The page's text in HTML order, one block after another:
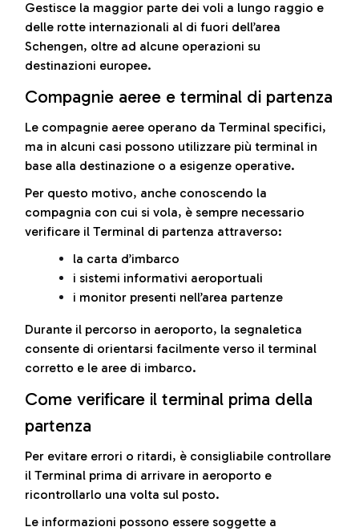
Gestisce la maggior parte dei voli a lungo raggio e
delle rotte internazionali al di fuori dell’area
Schengen, oltre ad alcune operazioni su
destinazioni europee.
Compagnie aeree e terminal di partenza
Le compagnie aeree operano da Terminal specifici,
ma in alcuni casi possono utilizzare più terminal in
base alla destinazione o a esigenze operative.
Per questo motivo, anche conoscendo la
compagnia con cui si vola, è sempre necessario
verificare il Terminal di partenza attraverso:
la carta d’imbarco
i sistemi informativi aeroportuali
i monitor presenti nell’area partenze
Durante il percorso in aeroporto, la segnaletica
consente di orientarsi facilmente verso il terminal
corretto e le aree di imbarco.
Come verificare il terminal prima della
partenza
Per evitare errori o ritardi, è consigliabile controllare
il Terminal prima di arrivare in aeroporto e
ricontrollarlo una volta sul posto.
Le informazioni possono essere soggette a